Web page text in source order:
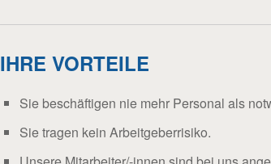
IHRE VORTEILE
Sie beschäftigen nie mehr Personal als
Sie tragen kein Arbeitgeberrisiko.